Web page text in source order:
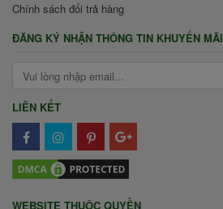
Chính sách đổi trả hàng
ĐĂNG KÝ NHẬN THÔNG TIN KHUYẾN MÃI
LIÊN KẾT
WEBSITE THUỘC QUYỀN